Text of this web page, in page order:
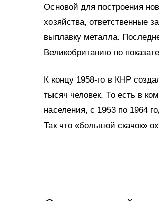
Основой для построения
хозяйства, ответственные
выплавку металла.
Великобританию по
К концу 1958-го в КНР
тысяч человек. То есть в
населения, с 1953 по 1964
Так что «большой скачок»